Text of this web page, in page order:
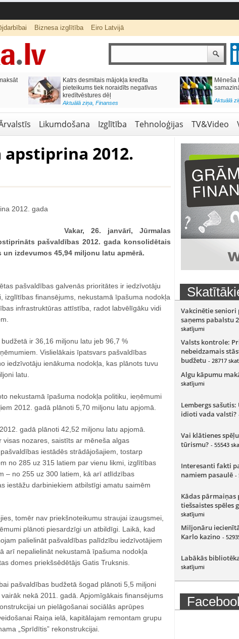
Biznesa izglītība Eiro Latvijā
Katrs desmitais mājokļa kredīta
pieteikums tiek noraidīts negatīvas
kredītvēstures dēļ
Aktuālā ziņa, Finanses
Mēneša
Aktuālā
Likumdošana Izglītība Tehnoloģijas TV&Video
2012.
Vakar, 26. janvārī, Jūrmalas
pašvaldības 2012. gada konsolidētais
izdevumos 45,94 miljonu latu apmērā.
pašvaldības galvenās prioritātes ir iedzīvotāju
izglītības finansējums, nekustamā īpašuma nodokļa
infrastruktūras attīstība, radot labvēlīgāku vidi
ir 36,16 miljonu latu jeb 96,7 %
Vislielākais īpatsvars pašvaldības
iedzīvotāju ienākuma nodokļa, kas plānots tuvu
latu.
nekustamā īpašuma nodokļa politiku, ieņēmumi
2012. gadā plānoti 5,70 miljonu latu apjomā.
gadā plānoti 42,52 miljonu latu apjomā.
visas nozares, saistīts ar mēneša algas
iestādēs strādājošajiem, tostarp
no 285 uz 315 latiem par vienu likmi, izglītības
– no 255 uz 300 latiem, kā arī atlīdzības
iestāžu darbiniekiem atbilstīgi amatu saimēm
tomēr nav priekšnoteikumu straujai izaugsmei,
plānoti piesardzīgi un atbildīgi. Laikā, kad
palielināt pašvaldības palīdzību iedzīvotājiem
arī nepalielināt nekustamā īpašuma nodokļa
domes priekšsēdētājs Gatis Truksnis.
pašvaldības budžetā šogad plānoti 5,5 miljoni
nekā 2011. gadā. Apjomīgākais finansējums
un pielāgošanai sociālās aprūpes
Raiņa ielā, kapitālajam remontam grupu
„Sprīdītis” rekonstrukcijai.
Vakcinētie seniori
saņems pabalstu
skatījumi
Valsts kontrole:
nebeidzamais
budžetu - 28717
Algu kāpumu
skatījumi
Lembergs
idioti vada valsti?
Vai klātienes
tūrismu? - 55543
Interesanti fakti
namiem pasaulē -
Kādas pārmaiņas
tiešsaistes spēles
skatījumi
Miljonāru
Karlo kazino -
Labākās
skatījumi